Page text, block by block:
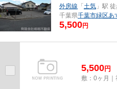
外房線 「 土気 」駅
千葉県千葉市緑区あ
5,500円
5,500円
敷：0ヶ月｜